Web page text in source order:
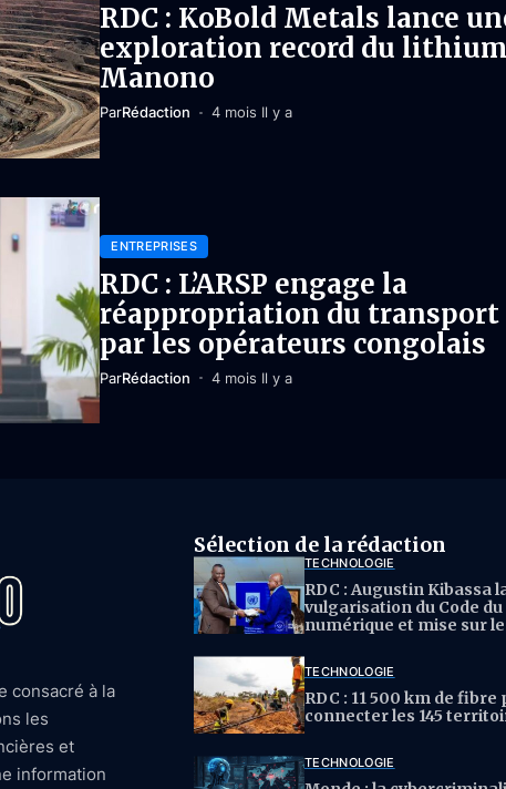
RDC : KoBold Metals lance
exploration record du
Manono
ParRédaction 4 mois Il y a
ENTREPRISES
RDC : L’ARSP engage la
réappropriation du
par les opérateurs congolais
ParRédaction 4 mois Il y a
consacré à la
les
et
information
Sélection de la rédaction
TECHNOLOGIE
RDC : Augustin Kibassa
vulgarisation du Code du
numérique et mise sur
TECHNOLOGIE
RDC : 11 500 km de fibre
connecter les 145
TECHNOLOGIE